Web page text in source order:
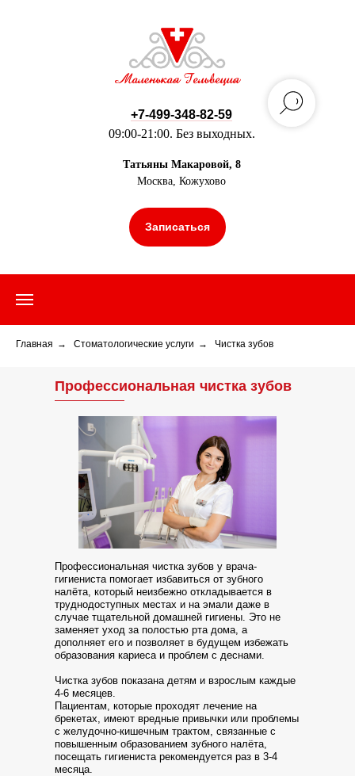
+7-499-348-82-59
09:00-21:00. Без выходных.
Татьяны Макаровой, 8
Москва, Кожухово
Записаться
Главная → Стоматологические услуги → Чистка зубов
Профессиональная чистка зубов
Профессиональная чистка зубов у врача-
гигиениста помогает избавиться от зубного
налёта, который неизбежно откладывается в
труднодоступных местах и на эмали даже в
случае тщательной домашней гигиены. Это не
заменяет уход за полостью рта дома, а
дополняет его и позволяет в будущем избежать
образования кариеса и проблем с деснами.
Чистка зубов показана детям и взрослым каждые
4-6 месяцев.
Пациентам, которые проходят лечение на
брекетах, имеют вредные привычки или проблемы
с желудочно-кишечным трактом, связанные с
повышенным образованием зубного налёта,
посещать гигиениста рекомендуется раз в 3-4
месяца.